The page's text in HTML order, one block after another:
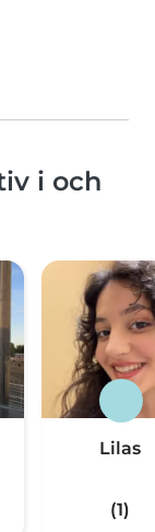
i och
Lilas
(1)